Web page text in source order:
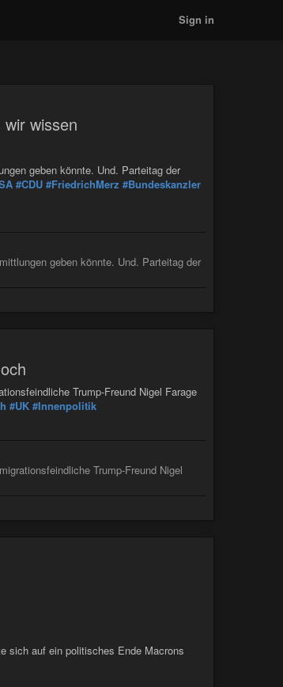
Sign in
wissen
geben könnte. Und. Parteitag der
#CDU #FriedrichMerz #Bundeskanzler
geben könnte. Und. Parteitag der
Trump-Freund Nigel Farage
#UK #Innenpolitik
Trump-Freund Nigel
sich auf ein politisches Ende Macrons